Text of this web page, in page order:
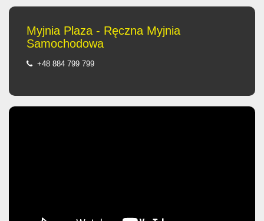
Myjnia Plaza - Ręczna Myjnia
Samochodowa
+48 884 799 799